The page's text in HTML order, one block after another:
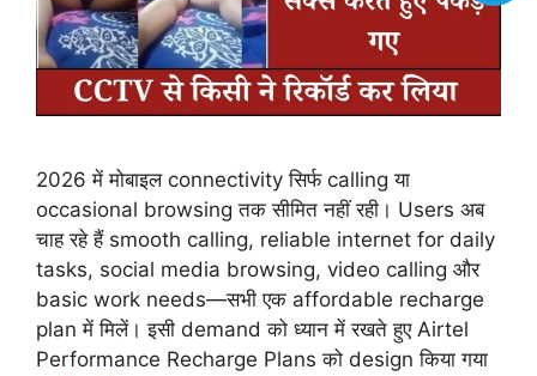
2026 में मोबाइल connectivity सिर्फ calling या
occasional browsing तक सीमित नहीं रही। Users अब
चाह रहे हैं smooth calling, reliable internet for daily
tasks, social media browsing, video calling और
basic work needs—सभी एक affordable recharge
plan में मिलें। इसी demand को ध्यान में रखते हुए Airtel
Performance Recharge Plans को design किया गया